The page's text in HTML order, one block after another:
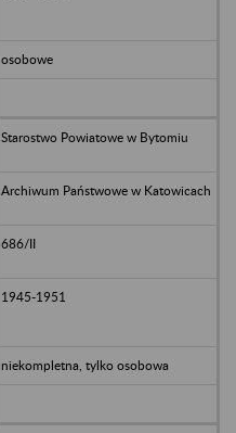
osobowe
Starostwo Powiatowe w Bytomiu
Archiwum Państwowe w Katowicach
686/II
1945-1951
niekompletna, tylko osobowa